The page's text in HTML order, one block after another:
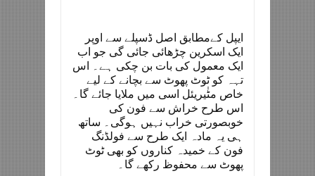
ایپل کےمطابق اصل ڈسپلے سے اوپر
ایک اسکرین چڑھائی جائی گی جو اب
ایک معمول کی بات بن چکی ہے۔ اس
تہہ کو ٹوٹ پھوٹ سے بچانے کے لیے
خاص مٹٰیریئل اسی میں ملایا جائے گا۔
اس طرح خراش سے فون کی
خوبصورتی خراب نہیں ہوگی۔ ساتھ
ہی یہ مادہ ایک طرح سے فولڈنگ
فون کے خمیدہ کناروں کو بھی ٹوٹ
پھوٹ سے محفوظ رکھے گا۔